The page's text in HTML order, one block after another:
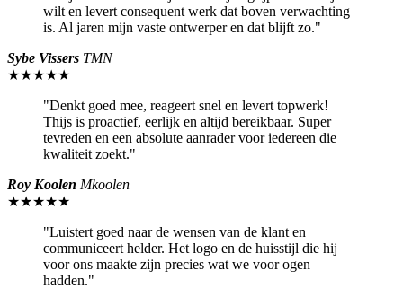
wilt en levert consequent werk dat boven verwachting
is. Al jaren mijn vaste ontwerper en dat blijft zo."
Sybe Vissers TMN
★★★★★
"Denkt goed mee, reageert snel en levert topwerk!
Thijs is proactief, eerlijk en altijd bereikbaar. Super
tevreden en een absolute aanrader voor iedereen die
kwaliteit zoekt."
Roy Koolen Mkoolen
★★★★★
"Luistert goed naar de wensen van de klant en
communiceert helder. Het logo en de huisstijl die hij
voor ons maakte zijn precies wat we voor ogen
hadden."